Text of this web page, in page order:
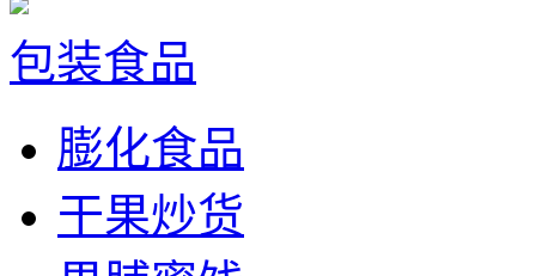
包装食品
膨化食品
干果炒货